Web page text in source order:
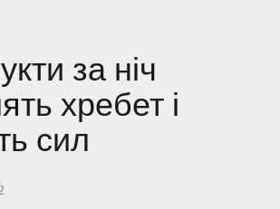
за ніч
хребет і
сил